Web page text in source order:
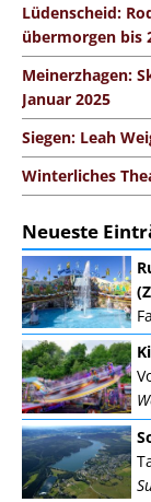
Lüdenscheid:
übermorgen bis
Meinerzhagen:
Januar 2025
Siegen: Leah
Winterliches
Neueste